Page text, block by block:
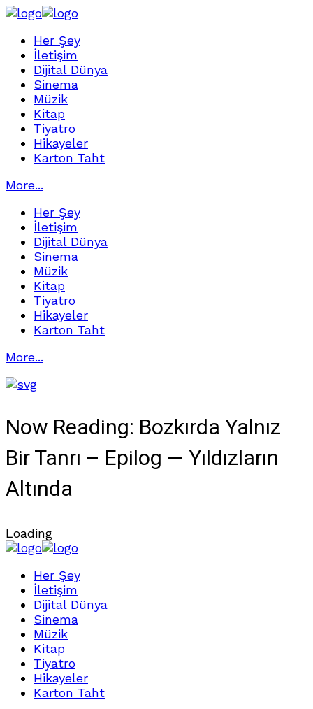
Her Şey
İletişim
Dijital Dünya
Sinema
Müzik
Kitap
Tiyatro
Hikayeler
Karton Taht
More...
Her Şey
İletişim
Dijital Dünya
Sinema
Müzik
Kitap
Tiyatro
Hikayeler
Karton Taht
More...
Now Reading: Bozkırda Yalnız
Bir Tanrı – Epilog — Yıldızların
Altında
Loading
Her Şey
İletişim
Dijital Dünya
Sinema
Müzik
Kitap
Tiyatro
Hikayeler
Karton Taht